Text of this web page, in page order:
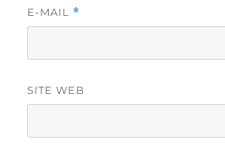
E-MAIL *
SITE WEB